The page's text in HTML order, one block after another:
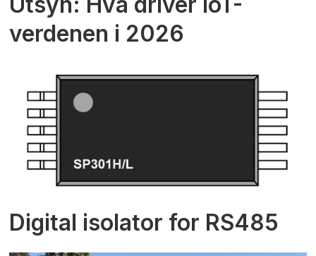
verdenen i 2026
Digital isolator for RS485